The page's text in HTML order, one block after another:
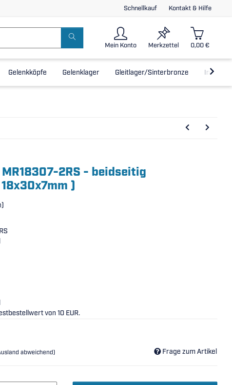
Schnellkauf Kontakt & Hilfe
Mein Konto Merkzettel 0,00 €
Gelenkköpfe Gelenklager Gleitlager/Sinterbronze Inline-
2RS - beidseitig
)
von 10 EUR.
abweichend) Frage zum Artikel